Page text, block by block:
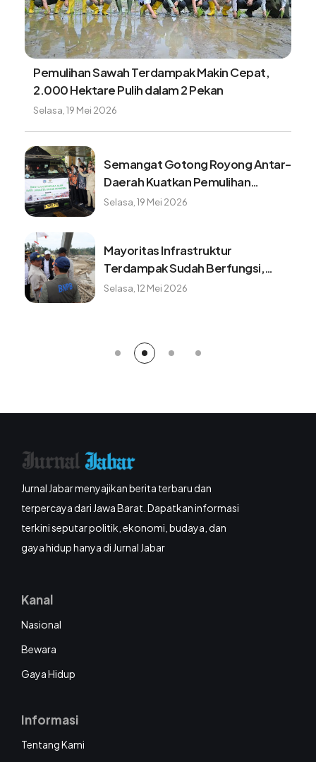
Pemulihan Sawah Terdampak Makin Cepat,
2.000 Hektare Pulih dalam 2 Pekan
Selasa, 19 Mei 2026
Semangat Gotong Royong Antar-
Daerah Kuatkan Pemulihan
Pascabencana Sumatera
Selasa, 19 Mei 2026
Mayoritas Infrastruktur
Terdampak Sudah Berfungsi,
Konektivitas dan Logistik
Selasa, 12 Mei 2026
Jurnal Jabar menyajikan berita terbaru dan
terpercaya dari Jawa Barat. Dapatkan informasi
terkini seputar politik, ekonomi, budaya, dan
gaya hidup hanya di Jurnal Jabar
Kanal
Nasional
Bewara
Gaya Hidup
Informasi
Tentang Kami